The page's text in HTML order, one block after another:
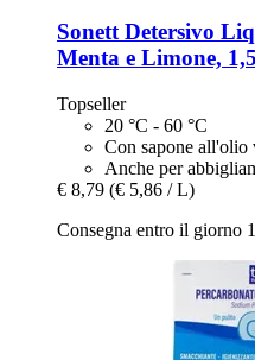
SonettDetersivo
Menta e Limone,
Topseller
20 °C - 60 °C
Con sapone all'olio
Anche per
€ 8,79 (€ 5,86 / L)
Consegna entro il giorno